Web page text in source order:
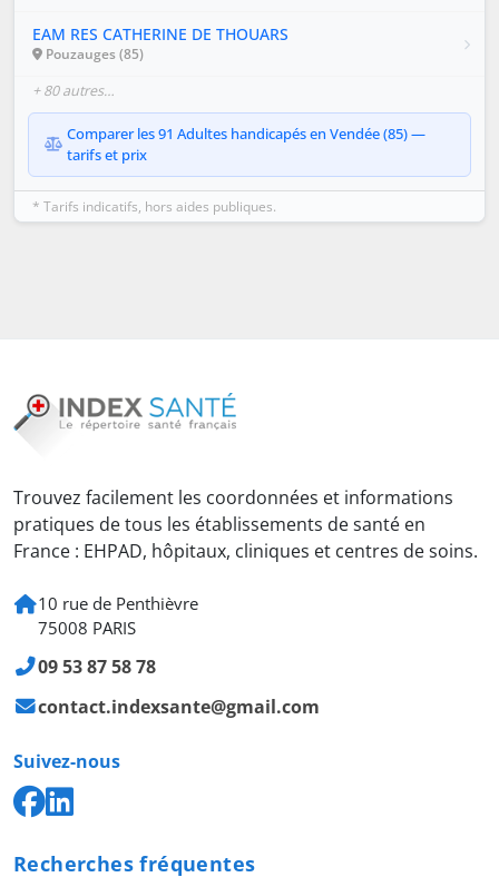
EAM RES CATHERINE DE THOUARS
Pouzauges (85)
+ 80 autres…
Comparer les 91 Adultes handicapés en Vendée (85) —
tarifs et prix
* Tarifs indicatifs, hors aides publiques.
Trouvez facilement les coordonnées et informations
pratiques de tous les établissements de santé en
France : EHPAD, hôpitaux, cliniques et centres de soins.
10 rue de Penthièvre
75008 PARIS
09 53 87 58 78
contact.indexsante@gmail.com
Suivez-nous
Recherches fréquentes